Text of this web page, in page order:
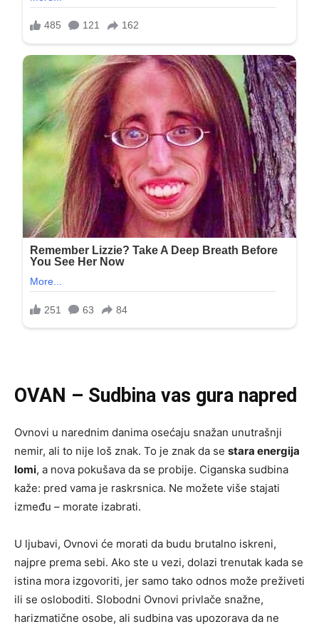
OVAN – Sudbina vas gura napred
Ovnovi u narednim danima osećaju snažan unutrašnji
nemir, ali to nije loš znak. To je znak da se stara energija
lomi, a nova pokušava da se probije. Ciganska sudbina
kaže: pred vama je raskrsnica. Ne možete više stajati
između – morate izabrati.
U ljubavi, Ovnovi će morati da budu brutalno iskreni,
najpre prema sebi. Ako ste u vezi, dolazi trenutak kada se
istina mora izgovoriti, jer samo tako odnos može preživeti
ili se osloboditi. Slobodni Ovnovi privlače snažne,
harizmatične osobe, ali sudbina vas upozorava da ne